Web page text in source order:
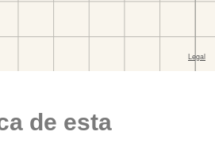
de esta